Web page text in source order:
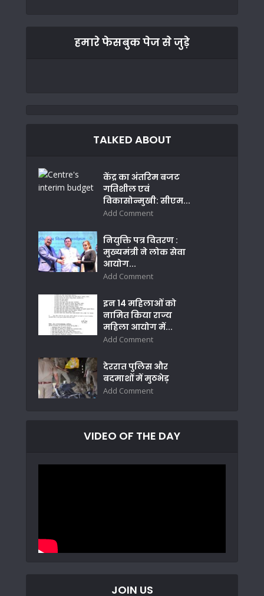
हमारे फेसबुक पेज से जुड़े
TALKED ABOUT
केंद्र का अंतरिम बजट
गतिशील एवं
विकासोन्मुखी: सीएम...
Add Comment
नियुक्ति पत्र वितरण :
मुख्यमंत्री ने लोक सेवा
आयोग...
Add Comment
इन 14 महिलाओं को
नामित किया राज्य
महिला आयोग में...
Add Comment
देररात पुलिस और
बदमाशों में मुठभेड़
Add Comment
VIDEO OF THE DAY
JOIN US